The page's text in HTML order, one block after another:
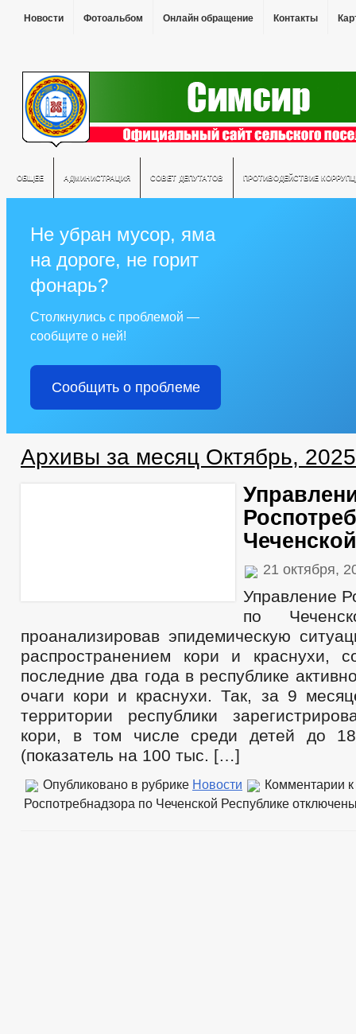
Новости Фотоальбом Онлайн обращение Контакты
ОБЩЕЕ АДМИНИСТРАЦИЯ СОВЕТ ДЕПУТАТОВ ПРОТИВОДЕЙСТВИЕ
Не убран мусор, яма
на дороге, не горит
фонарь?
Столкнулись с проблемой —
сообщите о ней!
Сообщить о проблеме
Архивы за месяц Октябрь, 2025
21 октября,
Управление
по
проанализировав эпидемическую
распространением кори и краснухи,
последние два года в республике
очаги кори и краснухи. Так, за 9
территории республики
кори, в том числе среди детей до
(показатель на 100 тыс. […]
Опубликовано в рубрике Новости Комментарии
Роспотребнадзора по Чеченской Республике